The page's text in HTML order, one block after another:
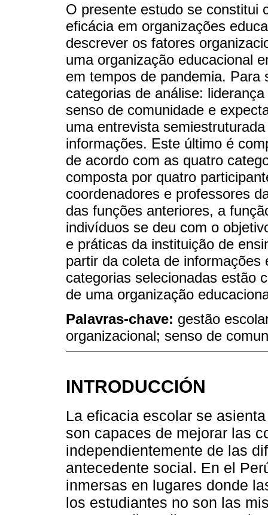
O presente estudo se constitui
eficácia em organizações
descrever os fatores
uma organização educacional
em tempos de pandemia.
categorias de análise:
senso de comunidade e
uma entrevista
informações. Este último é
de acordo com as quatro
composta por quatro
coordenadores e professores
das funções anteriores, a
indivíduos se deu com o
e práticas da instituição de
partir da coleta de
categorias selecionadas estão
de uma organização
Palavras-chave: gestão
organizacional; senso de
INTRODUCCIÓN
La eficacia escolar se
son capaces de mejorar las
independientemente de las
antecedente social. En el
inmersas en lugares donde
los estudiantes no son las